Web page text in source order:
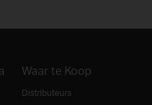
Waar te Koop
Distributeurs